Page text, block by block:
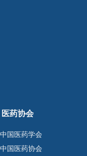
中国医药学会
中国医药协会
医药协会